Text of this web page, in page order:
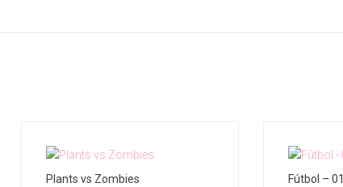
Plants vs Zombies Fútbol – 01